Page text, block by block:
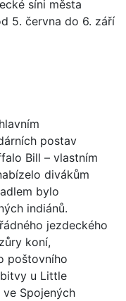
síni města
5. června do 6. září
postav
Bill – vlastním
divákům
bylo
indiánů.
jezdeckého
koní,
poštovního
u Little
Spojených